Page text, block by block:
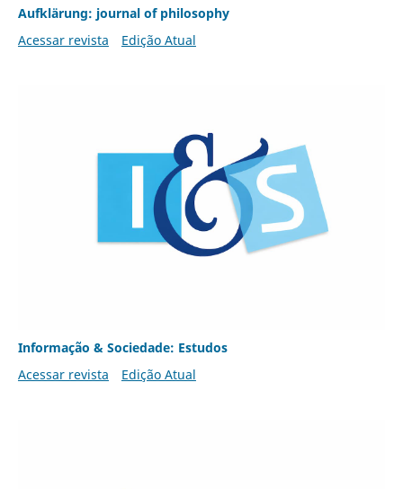
Aufklärung: journal of philosophy
Acessar revista
Edição Atual
Informação & Sociedade: Estudos
Acessar revista
Edição Atual